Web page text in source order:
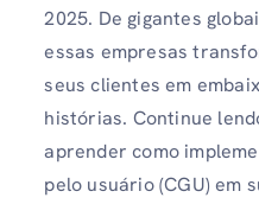
2025. De gigantes
essas empresas
seus clientes em
histórias. Continue
aprender como
pelo usuário (CGU) em